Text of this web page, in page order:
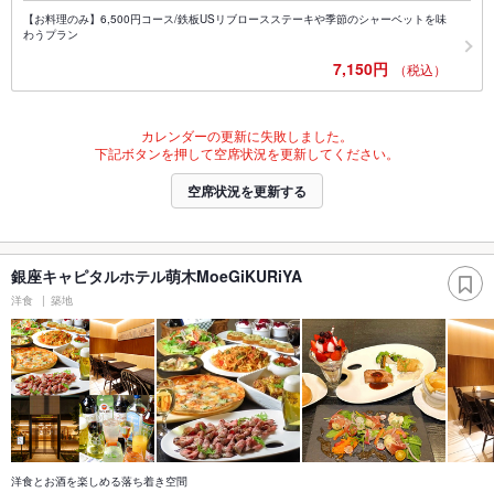
【お料理のみ】6,500円コース/鉄板USリブロースステーキや季節のシャーベットを味
わうプラン
7,150円 （税込）
カレンダーの更新に失敗しました。
下記ボタンを押して空席状況を更新してください。
空席状況を更新する
銀座キャピタルホテル萌木MoeGiKURiYA
洋食 築地
洋食とお酒を楽しめる落ち着き空間